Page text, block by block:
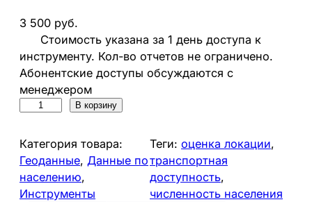
3 500 руб.
Стоимость указана за 1 день доступа к
инструменту. Кол-во отчетов не ограничено.
Абонентские доступы обсуждаются с
менеджером
л
и
ч
е
В корзину
Категория товара:
Геоданные, Данные по
населению
Инструменты
Теги: оценка локации
транспортная
доступность
численность населения